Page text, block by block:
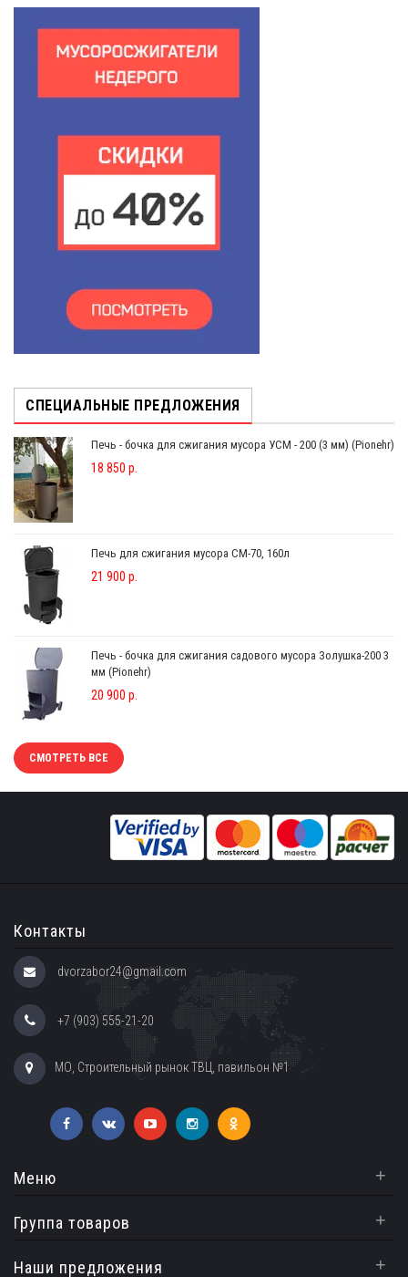
СПЕЦИАЛЬНЫЕ ПРЕДЛОЖЕНИЯ
Печь - бочка для сжигания мусора УСМ - 200 (3 мм) (Pionehr)
18 850 р.
Печь для сжигания мусора СМ-70, 160л
21 900 р.
Печь - бочка для сжигания садового мусора Золушка-200 3
мм (Pionehr)
20 900 р.
СМОТРЕТЬ ВСЕ
Контакты
dvorzabor24@gmail.com
+7 (903) 555-21-20
МО, Строительный рынок ТВЦ, павильон №1
Меню +
Группа товаров +
Наши предложения +